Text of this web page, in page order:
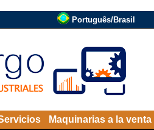
Português/Brasil
Maquinarias a la venta